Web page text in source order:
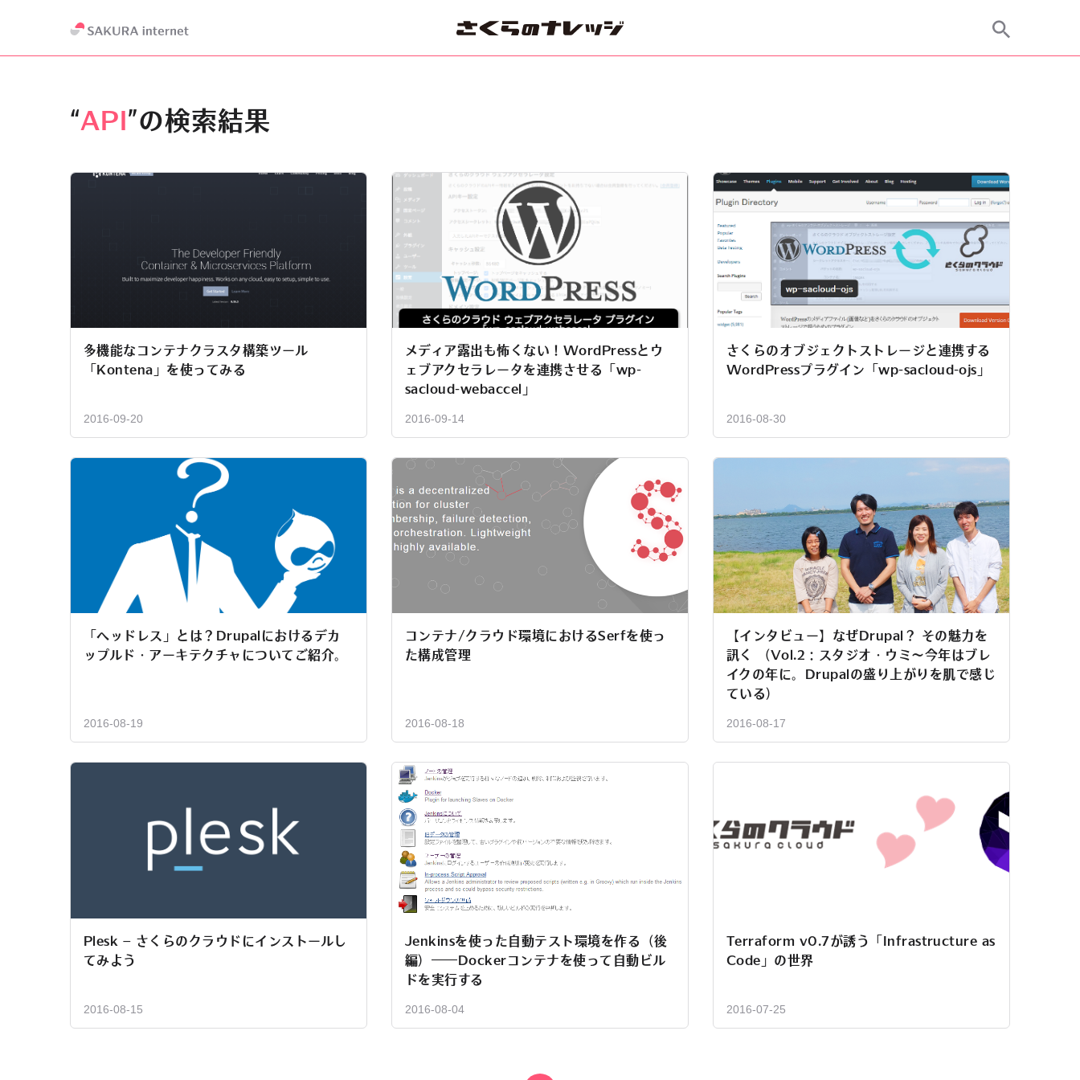
“API ”の検索結果
多機能なコンテナクラスタ構築ツール
「Kontena」を使ってみる
2016-09-20
メディア露出も怖くない！WordPressとウ
ェブアクセラレータを連携させる「wp-
sacloud-webaccel」
2016-09-14
さくらのオブジェクトストレージと連携する
WordPressプラグイン「wp-sacloud-ojs」
2016-08-30
「ヘッドレス」とは？Drupalにおけるデカ
ップルド・アーキテクチャについてご紹介。
2016-08-19
コンテナ/クラウド環境におけるSerfを使っ
た構成管理
2016-08-18
【インタビュー】なぜDrupal？ その魅力を
訊く （Vol.2：スタジオ・ウミ～今年はブレ
イクの年に。Drupalの盛り上がりを肌で感じ
ている）
2016-08-17
Plesk – さくらのクラウドにインストールし
てみよう
2016-08-15
Jenkinsを使った自動テスト環境を作る（後
編）――Dockerコンテナを使って自動ビル
ドを実行する
2016-08-04
Terraform v0.7が誘う「Infrastructure as
Code」の世界
2016-07-25